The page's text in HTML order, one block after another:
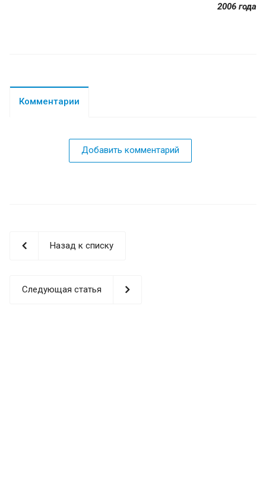
2006 года
Комментарии
Добавить комментарий
Назад к списку
Следующая статья